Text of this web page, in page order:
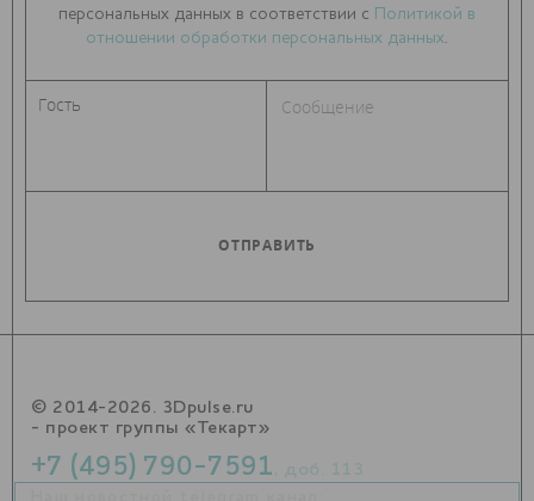
персональных данных в соответствии с Политикой в
отношении обработки персональных данных
© 2014-2026. 3Dpulse.ru
- проект группы «Текарт»
+7 (495) 790-7591